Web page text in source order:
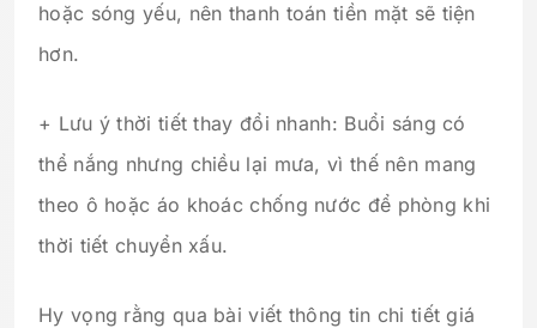
hoặc sóng yếu, nên thanh toán tiền mặt sẽ tiện
hơn.
+ Lưu ý thời tiết thay đổi nhanh: Buổi sáng có
thể nắng nhưng chiều lại mưa, vì thế nên mang
theo ô hoặc áo khoác chống nước để phòng khi
thời tiết chuyển xấu.
Hy vọng rằng qua bài viết thông tin chi tiết giá